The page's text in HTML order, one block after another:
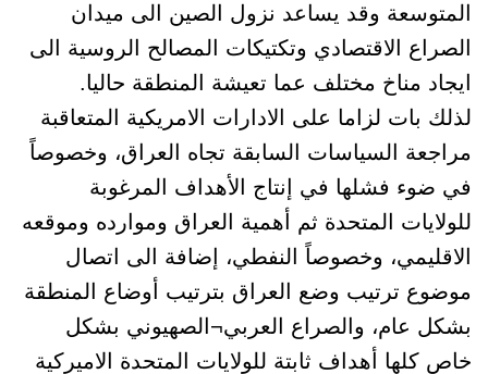
المتوسعة وقد يساعد نزول الصين الى ميدان
الصراع الاقتصادي وتكتيكات المصالح الروسية الى
ايجاد مناخ مختلف عما تعيشة المنطقة حاليا.
لذلك بات لزاما على الادارات الامريكية المتعاقبة
مراجعة السياسات السابقة تجاه العراق، وخصوصاً
في ضوء فشلها في إنتاج الأهداف المرغوبة
للولايات المتحدة ثم أهمية العراق وموارده وموقعه
الاقليمي، وخصوصاً النفطي، إضافة الى اتصال
موضوع ترتيب وضع العراق بترتيب أوضاع المنطقة
بشكل عام، والصراع العربي¬الصهيوني بشكل
خاص كلها أهداف ثابتة للولايات المتحدة الاميركية